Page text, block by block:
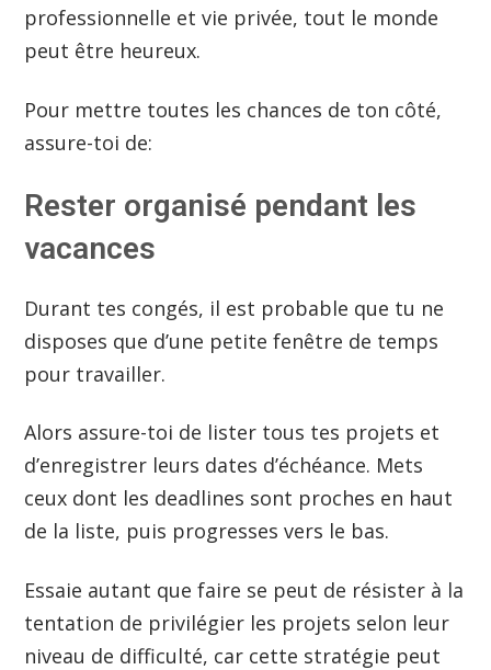
professionnelle et vie privée, tout le monde
peut être heureux.
Pour mettre toutes les chances de ton côté,
assure-toi de:
Rester organisé pendant les
vacances
Durant tes congés, il est probable que tu ne
disposes que d’une petite fenêtre de temps
pour travailler.
Alors assure-toi de lister tous tes projets et
d’enregistrer leurs dates d’échéance. Mets
ceux dont les deadlines sont proches en haut
de la liste, puis progresses vers le bas.
Essaie autant que faire se peut de résister à la
tentation de privilégier les projets selon leur
niveau de difficulté, car cette stratégie peut